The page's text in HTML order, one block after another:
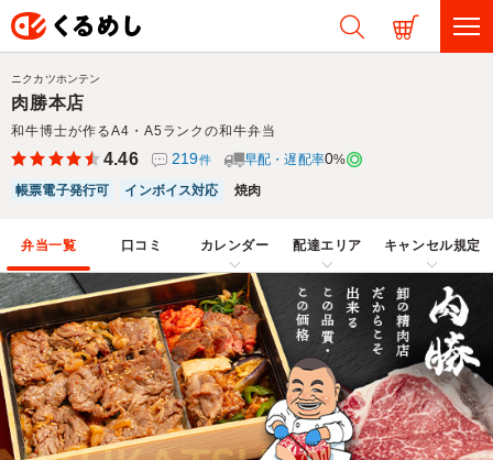
肉勝本店
和牛博士が作るA4・A5ランクの和牛弁当
ニクカツホンテン
4.46 219件 早配・遅配率0%
帳票電子発行可
インボイス対応 焼肉
弁当一覧 口コミ カレンダー 配達エリア キャンセル規定